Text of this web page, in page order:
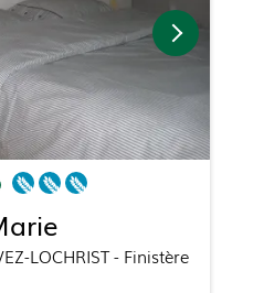
LOCHRIST- Finistère